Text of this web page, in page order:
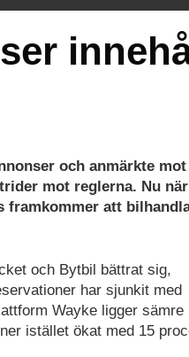
och anmärkte
mot reglerna. Nu
framkommer att
och Bytbil bättrat sig,
har sjunkit med
Wayke ligger sämre
istället ökat med 15